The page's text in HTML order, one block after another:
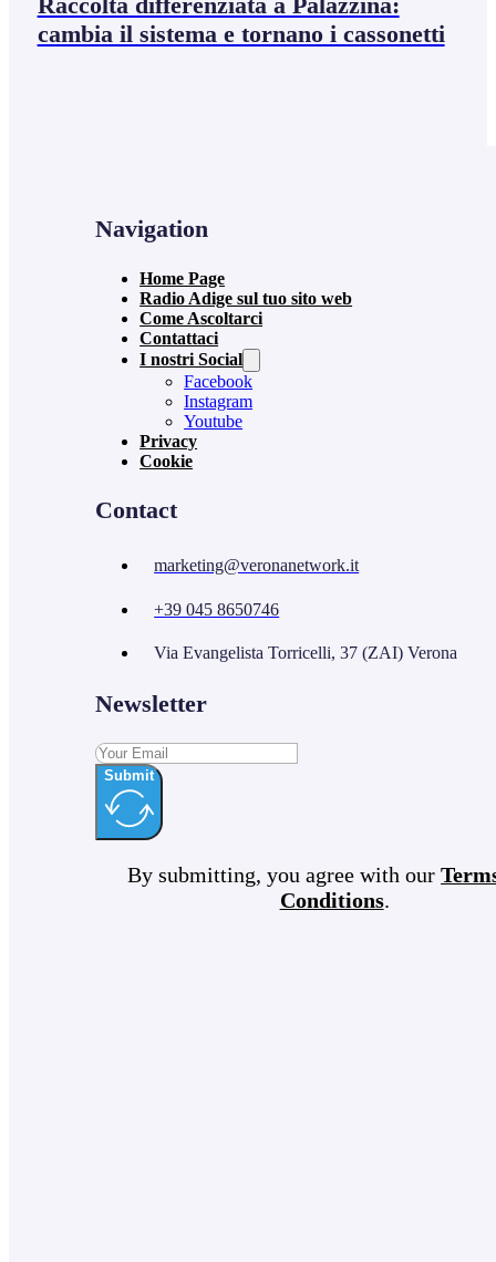
cambia il sistema e tornano i cassonetti
Navigation
Home Page
Radio Adige sul tuo sito web
Come Ascoltarci
Contattaci
I nostri Social
Facebook
Instagram
Youtube
Privacy
Cookie
Contact
marketing@veronanetwork.it
+39 045 8650746
Via Evangelista Torricelli, 37 (ZAI) Verona
Newsletter
Submit
By submitting, you agree with our
Conditions.